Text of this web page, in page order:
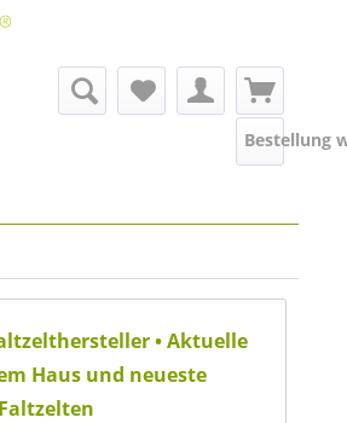
Bestellung
• Aktuelle
Haus und neueste